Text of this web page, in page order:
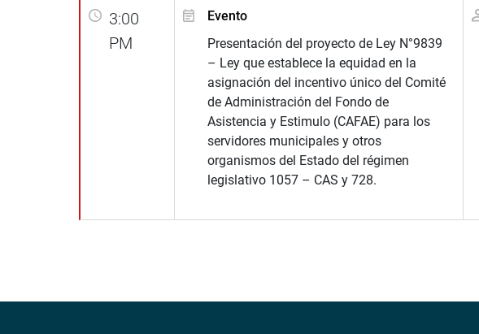
3:00
PM
Evento
Presentación del proyecto de Ley N°9839
– Ley que establece la equidad en la
asignación del incentivo único del Comité
de Administración del Fondo de
Asistencia y Estimulo (CAFAE) para los
servidores municipales y otros
organismos del Estado del régimen
legislativo 1057 – CAS y 728.